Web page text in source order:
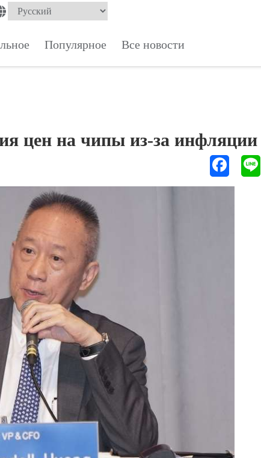
Популярное Все новости
цен на чипы из-за инфляции